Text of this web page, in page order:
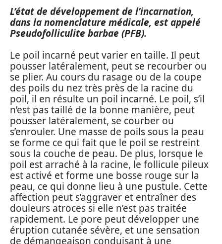
L’état de développement de l’incarnation,
dans la nomenclature médicale, est appelé
Pseudofolliculite barbae (PFB).
Le poil incarné peut varier en taille. Il peut
pousser latéralement, peut se recourber ou
se plier. Au cours du rasage ou de la coupe
des poils du nez très près de la racine du
poil, il en résulte un poil incarné. Le poil, s’il
n’est pas taillé de la bonne manière, peut
pousser latéralement, se courber ou
s’enrouler. Une masse de poils sous la peau
se forme ce qui fait que le poil se restreint
sous la couche de peau. De plus, lorsque le
poil est arraché à la racine, le follicule pileux
est activé et forme une bosse rouge sur la
peau, ce qui donne lieu à une pustule. Cette
affection peut s’aggraver et entraîner des
douleurs atroces si elle n’est pas traitée
rapidement. Le pore peut développer une
éruption cutanée sévère, et une sensation
de démangeaison conduisant à une